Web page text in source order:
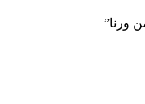
ورنا”